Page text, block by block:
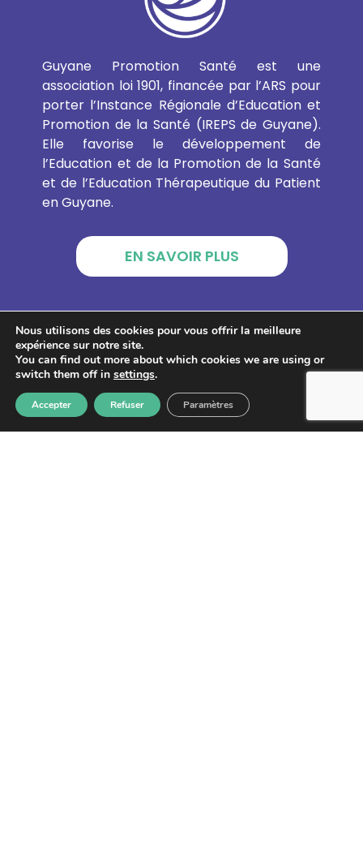
Guyane Promotion Santé est une
association loi 1901, financée par l’ARS pour
porter l’Instance Régionale d’Education et
Promotion de la Santé (IREPS de Guyane).
Elle favorise le développement de
l’Education et de la Promotion de la Santé
et de l’Education Thérapeutique du Patient
en Guyane.
EN SAVOIR PLUS
GUYANE PROMOTION SANTÉ
CAYENNE :
Nous utilisons des cookies pour vous offrir la meilleure
expérience sur notre site.
You can find out more about which cookies we are using or
switch them off in settings.
Accepter Refuser Paramètres